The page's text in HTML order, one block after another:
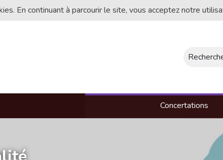
En continuant à parcourir le site, vous acceptez notre
Rechercher
Concertations